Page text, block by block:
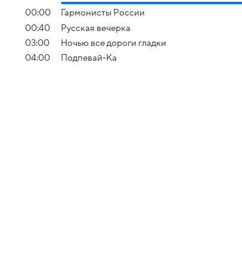
00:00
Гармонисты России
00:40
Русская вечерка
03:00
Ночью все дороги гладки
04:00
Подпевай-Ка